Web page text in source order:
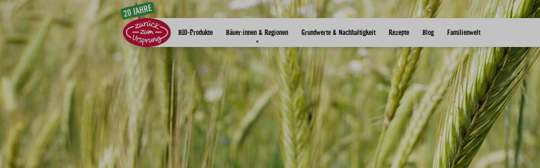
Zum Inhalt
BIO-Produkte Bäuer:innen & Regionen Grundwerte & Nachhaltigkeit Rezepte Blog Familienwelt